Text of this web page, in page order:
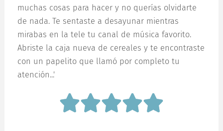
muchas cosas para hacer y no querías olvidarte
de nada. Te sentaste a desayunar mientras
mirabas en la tele tu canal de música favorito.
Abriste la caja nueva de cereales y te encontraste
con un papelito que llamó por completo tu
atención...'